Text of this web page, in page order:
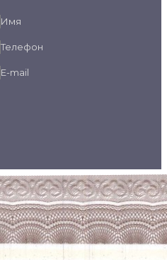
Имя
Телефон
E-mail